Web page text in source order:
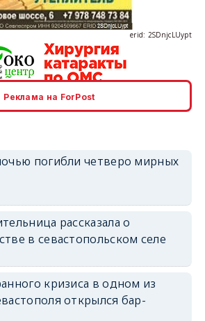
erid: 2SDnjcLUypt
erid: 2SDnjcrDNw6
erid: 2SDnjdPjgYS
erid: 2SDnjdvhGXG
Реклама на ForPost
погибли четверо мирных
рассказала о
в севастопольском селе
кризиса в одном из
открылся бар-